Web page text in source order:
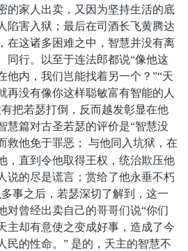
的家人出卖，又因为坚持生活的底
陷害入狱；最后在司酒长飞黄腾达
在这诸多困难之中，智慧并没有离
同行。以至于连法郎都说“像他这
他内，我们岂能找着另一个？”“天
再没有像你这样聪敏富有智能的人
把若瑟打倒，反而越发彰显在他
慧篇对古圣若瑟的评价是“智慧没
救他免于罪恶；
与他同入坑狱，在
，直到令他取得王权，统治欺压他
说的尽是谎言；赏给了他永垂不朽
事之后，若瑟深切了解到，这一
对曾经出卖自己的哥哥们说“你们
主却有意使之变成好事，造成了今
民的性命。” 是的，天主的智慧不